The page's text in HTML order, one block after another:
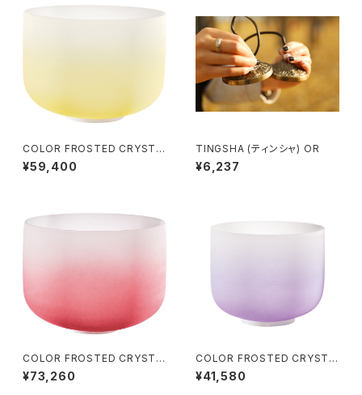
COLOR FROSTED CRYSTA
L SINGING BOWLS (クリスタ
ル・シンギングボウル) Navel C
¥59,400
TINGSHA (ティンシャ) OR
¥6,237
COLOR FROSTED CRYSTA
L SINGING BOWLS (クリスタ
ル・シンギングボウル) Root Ch
¥73,260
COLOR FROSTED CRYSTA
L SINGING BOWLS (クリスタ
ル・シンギングボウル) Crown
¥41,580